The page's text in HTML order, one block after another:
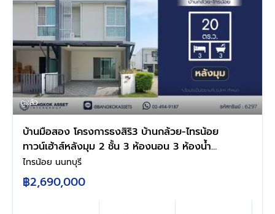
ดูแล้ว
บ้านมือสอง โครงการธงสิริ3 บ้านกล้วย-ไทรน้อย
ทาวน์เฮ้าส์หลังมุม 2 ชั้น 3 ห้องนอน 3 ห้องน้ำ
จอดรถ 2 คัน พื้นที่ใช้สอยกว้าง ทำเลไทรน้อย
นนทบุรี ติดถนนบ้านกล้วย-ไทรน้อย เดินทางสะดวก
ใกล้โรงพยาบาลและโรงเรียน
ไทรน้อย นนทบุรี
฿2,690,000